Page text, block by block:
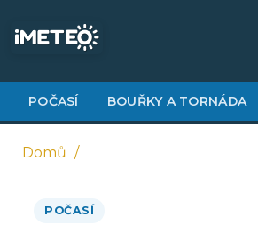
obsahu
POČASÍ BOUŘKY A TORNÁDA
navigace
Domů
POČASÍ